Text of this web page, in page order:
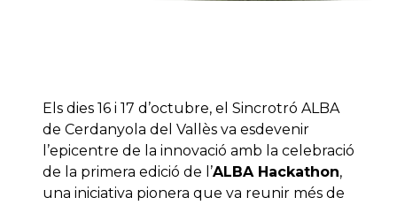
Els dies 16 i 17 d’octubre, el Sincrotró ALBA
de Cerdanyola del Vallès va esdevenir
l’epicentre de la innovació amb la celebració
de la primera edició de l’ALBA Hackathon,
una iniciativa pionera que va reunir més de